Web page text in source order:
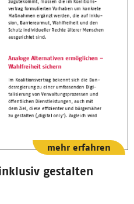
gestalten
mehr erfahren